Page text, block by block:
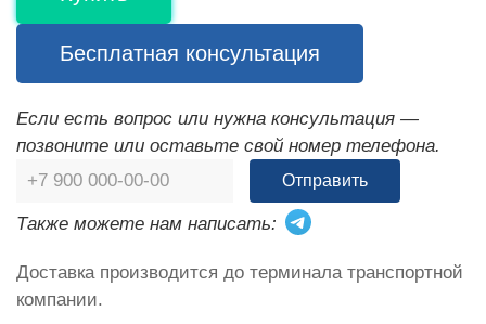
Бесплатная консультация
Если есть вопрос или нужна консультация —
позвоните или оставьте свой номер телефона.
Отправить
Также можете нам написать:
Доставка производится до терминала транспортной
компании.